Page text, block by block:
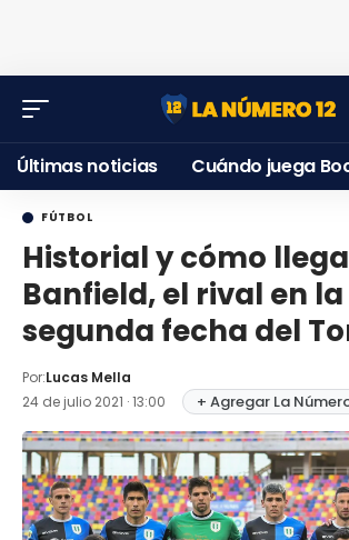
Últimas noticias Cuándo juega
FÚTBOL
Historial y cómo llega
Banfield, el rival en la
segunda fecha del
Por:Lucas Mella
24 de julio 2021 · 13:00
+ Agregar La